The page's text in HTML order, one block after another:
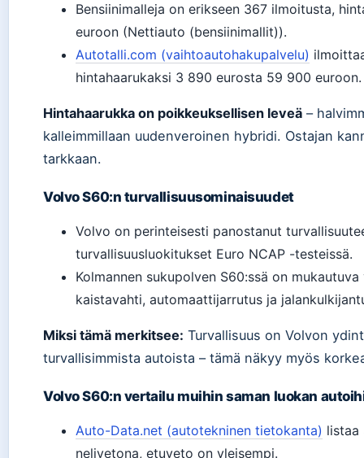
Bensiinimalleja on erikseen 367 ilmoitusta,
euroon (Nettiauto (bensiinimallit)).
Autotalli.com (vaihtoautohakupalvelu)
hintahaarukaksi 3 890 eurosta 59 900 euroon.
Hintahaarukka on poikkeuksellisen leveä –
kalleimmillaan uudenveroinen hybridi. Ostajan
tarkkaan.
Volvo S60:n turvallisuusominaisuudet
Volvo on perinteisesti panostanut
turvallisuusluokitukset Euro NCAP -testeissä.
Kolmannen sukupolven S60:ssä on
kaistavahti, automaattijarrutus ja
Miksi tämä merkitsee: Turvallisuus on Volvon
turvallisimmista autoista – tämä näkyy myös
Volvo S60:n vertailu muihin saman luokan
Auto-Data.net (autotekninen tietokanta) listaa
nelivetona, etuveto on yleisempi.